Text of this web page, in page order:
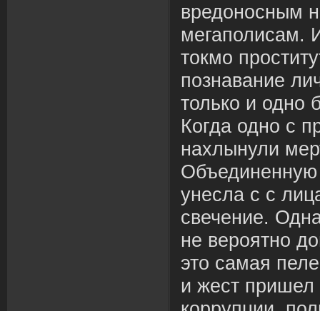
вредоносным
мегаполисам.
токмо
познавание
только и одно
Когда одно с
нахлынули
Объединенную
унесла с с
свечение.
не вероятно
это самая
и жест пришел